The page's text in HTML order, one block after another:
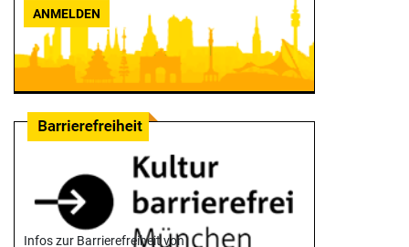
ANMELDEN
Infos zur Barrierefreiheit von